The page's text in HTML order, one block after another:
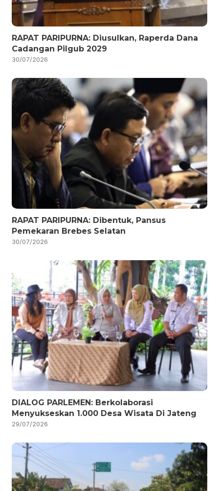
RAPAT PARIPURNA: Diusulkan, Raperda Dana
Cadangan Pilgub 2029
30/07/2026
RAPAT PARIPURNA: Dibentuk, Pansus
Pemekaran Brebes Selatan
30/07/2026
DIALOG PARLEMEN: Berkolaborasi
Menyukseskan 1.000 Desa Wisata Di Jateng
29/07/2026